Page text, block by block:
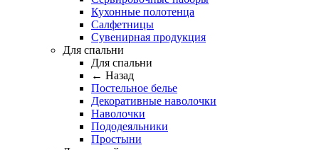
Кухонные полотенца
Салфетницы
Сувенирная продукция
Для спальни
Для спальни
← Назад
Постельное белье
Декоративные наволочки
Наволочки
Пододеяльники
Простыни